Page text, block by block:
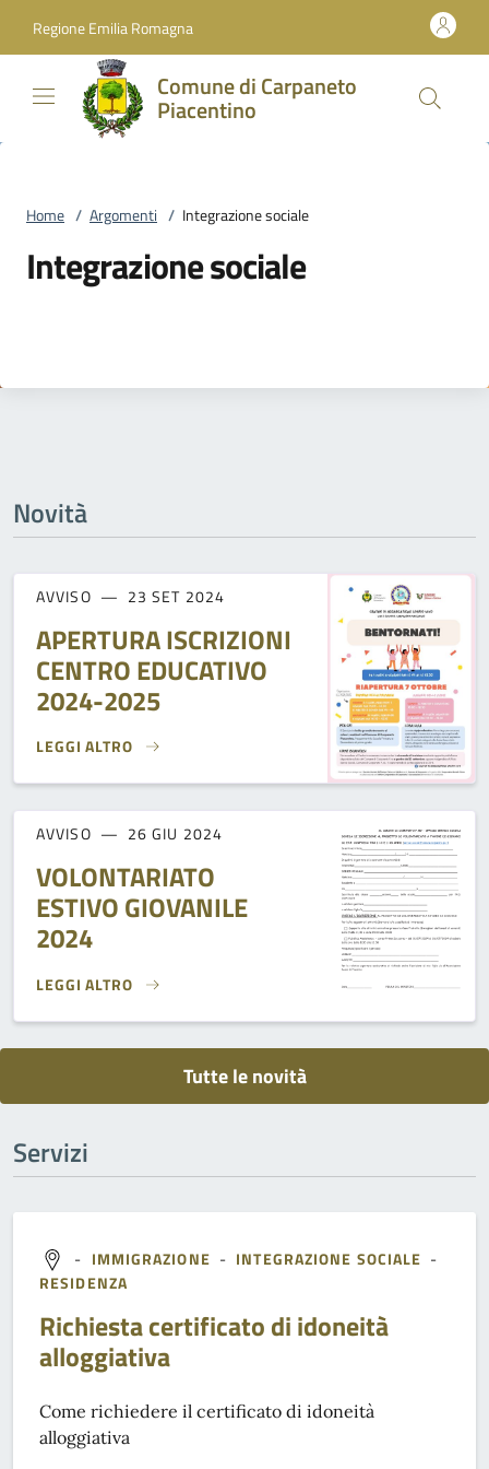
Regione Emilia Romagna
Comune di Carpaneto
Piacentino
Home / Argomenti / Integrazione sociale
Integrazione sociale
Novità
AVVISO 23 SET 2024
APERTURA ISCRIZIONI
CENTRO EDUCATIVO
2024-2025
LEGGI ALTRO
APERTURA ISCRIZIONI CENTRO EDUCATIVO 2024-2025}
AVVISO 26 GIU 2024
VOLONTARIATO
ESTIVO GIOVANILE
2024
LEGGI ALTRO
VOLONTARIATO ESTIVO GIOVANILE 2024}
Tutte le novità
Servizi
- IMMIGRAZIONE - INTEGRAZIONE SOCIALE -
RESIDENZA
Richiesta certificato di idoneità
alloggiativa
Come richiedere il certificato di idoneità
alloggiativa